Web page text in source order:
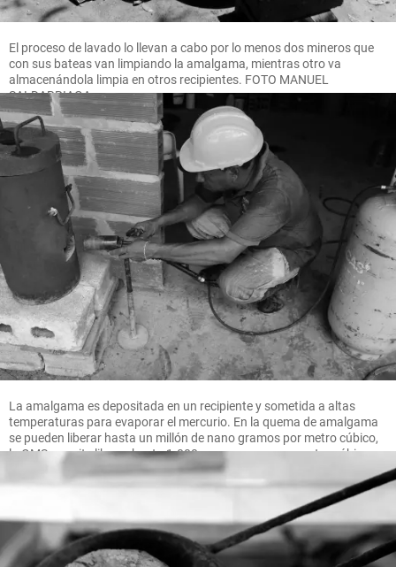
El proceso de lavado lo llevan a cabo por lo menos dos mineros que
con sus bateas van limpiando la amalgama, mientras otro va
almacenándola limpia en otros recipientes. FOTO MANUEL
SALDARRIAGA
La amalgama es depositada en un recipiente y sometida a altas
temperaturas para evaporar el mercurio. En la quema de amalgama
se pueden liberar hasta un millón de nano gramos por metro cúbico,
la OMS permite liberar hasta 1.000 nano gramos por metro cúbico.